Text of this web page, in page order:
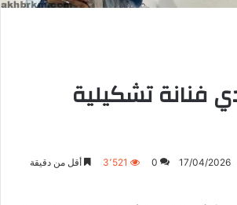
فنانة تشكيلية
17/04/2026
0 3٬521 أقل من دقيقة